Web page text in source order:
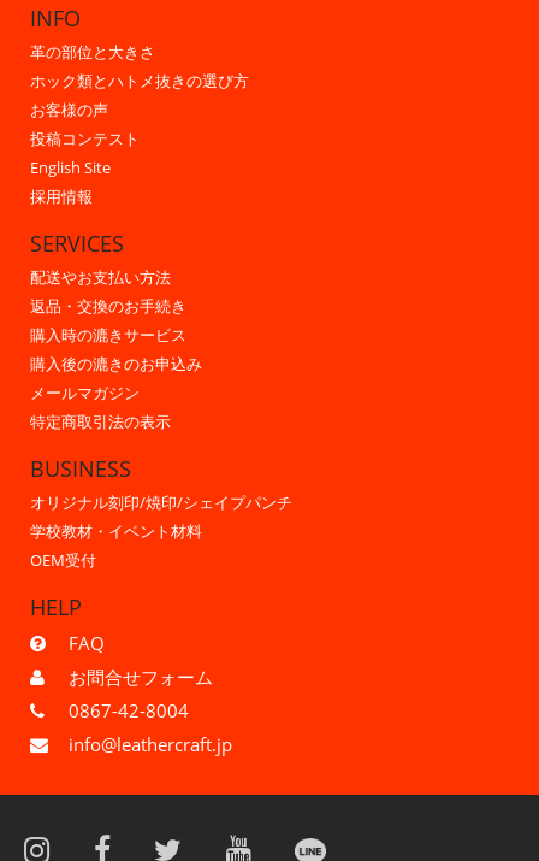
INFO
革の部位と大きさ
ホック類とハトメ抜きの選び方
お客様の声
投稿コンテスト
English Site
採用情報
SERVICES
配送やお支払い方法
返品・交換のお手続き
購入時の漉きサービス
購入後の漉きのお申込み
メールマガジン
特定商取引法の表示
BUSINESS
オリジナル刻印/焼印/シェイプパンチ
学校教材・イベント材料
OEM受付
HELP
FAQ
お問合せフォーム
0867-42-8004
info@leathercraft.jp